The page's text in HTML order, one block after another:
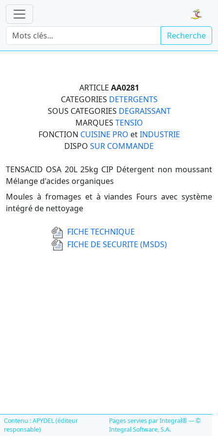
Recherche
ARTICLE AA0281
CATEGORIES DETERGENTS
SOUS CATEGORIES DEGRAISSANT
MARQUES TENSIO
FONCTION CUISINE PRO etINDUSTRIE
DISPO SUR COMMANDE
TENSACID OSA 20L 25kg CIP Détergent non moussant
Mélange d'acides organiques
Moules à fromages et à viandes Fours avec système
intégré de nettoyage
FICHE TECHNIQUE
FICHE DE SECURITE (MSDS)
Contenu : APYDEL (éditeur
responsable)
Pages servies par Integral® — ©
Integral Software, S.A.